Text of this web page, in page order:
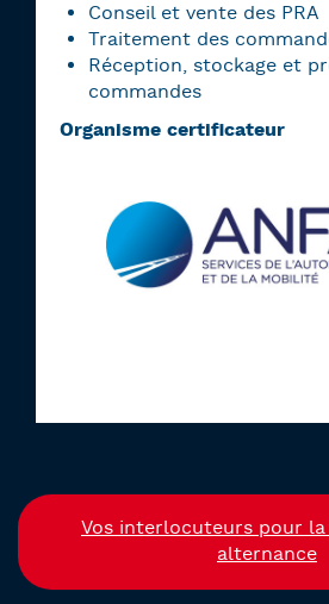
Conseil et vente des PRA
Traitement des
Réception, stockage et
commandes
Organisme certificateur
Vos interlocuteurs pour
alternance